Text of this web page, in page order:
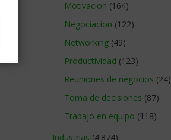
Motivacion (164)
Negociacion (122)
Networking (49)
Productividad (123)
Reuniones de negocios (24)
Toma de decisiones (87)
Trabajo en equipo (118)
Industrias (4.874)